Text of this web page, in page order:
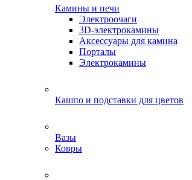
Камины и печи
Электроочаги
3D-электрокамины
Аксессуары для камина
Порталы
Электрокамины
Кашпо и подставки для цветов
Вазы
Ковры